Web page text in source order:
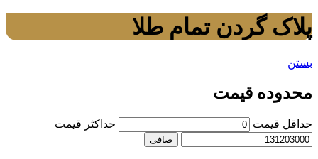
پلاک گردن تمام طلا
بستن
محدوده قیمت
حداقل قیمت حداكثر قيمت
صافی